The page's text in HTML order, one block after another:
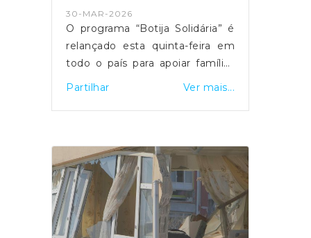
30-MAR-2026
O programa “Botija Solidária” é
relançado esta quinta-feira em
todo o país para apoiar famílias
em situação de vulnerabilidade
aumento da comparticipação de
15 para 25 euros durante os
próximos três meses,
justificando a medida com o
impacto da guerra no Médio
Partilhar Ver mais...